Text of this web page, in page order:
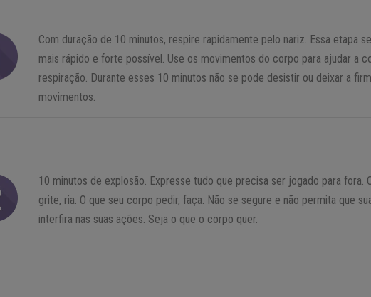
Com duração de 10 minutos, respire rapidamente pelo nariz. Essa etapa
mais rápido e forte possível. Use os movimentos do corpo para ajudar a
respiração. Durante esses 10 minutos não se pode desistir ou deixar a
movimentos.
10 minutos de explosão. Expresse tudo que precisa ser jogado para fora.
grite, ria. O que seu corpo pedir, faça. Não se segure e não permita que
interfira nas suas ações. Seja o que o corpo quer.